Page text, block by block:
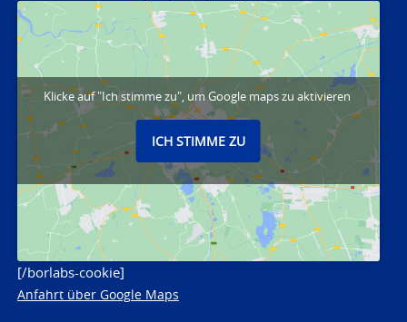
Klicke auf "Ich stimme zu", um Google maps zu aktivieren
ICH STIMME ZU
[/borlabs-cookie]
Anfahrt über Google Maps